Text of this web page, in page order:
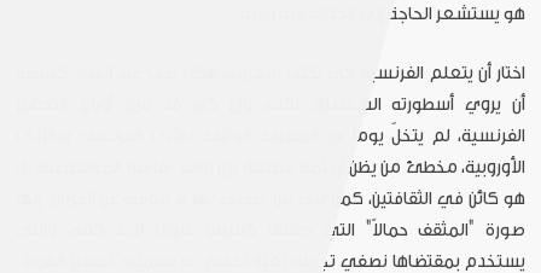
هو يستشعر الحاجة إلى الكتابة فيه وعنه.
اختار أن يتعلم الفرنسية كي يكتب بالعربية، هكذا يحب عبد الفتاح كيليطو
أن يروي أسطورته الشخصية، لكنه، وإن كان قد مزق أوراق التحضير
الفرنسية، لم يتخلّ يوماً عن المعرفة الوثيقة بالأدب الفرنسي وبالآداب
الأوروبية، مخطئ من يظن أن ثمة قطيعة بين روافد ثقافته الموسوعية، بل
هو كائن في الثقافتين، كمن يبحر بين ضفتي نهر لا يتوقف عن الجريان. إنها
صورة "المثقف حمالاً" التي جعلها كيليطو عنواناً لأحد كتبه، والتي
يستخدم بمقتضاها نصفي تجربته بُغيةَ تحقيق ما يسميه "تجسير الهوة :